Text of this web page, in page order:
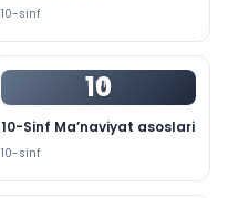
10-sinf
10
PDF
10-Sinf Ma’naviyat asoslari
10-sinf